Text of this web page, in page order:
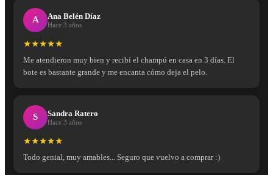
A Ana Belén Díaz
Hace 3 años
★★★★★
Me atendieron muy bien y recibí el champú en casa en 3 días. El
bote es bastante grande y me encanta cómo deja el pelo.
S Sandra Ratero
Hace 3 años
★★★★★
Todo genial, muy amables... Seguro que vuelvo a comprar :)